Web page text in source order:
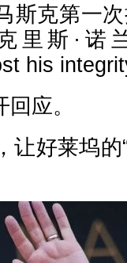
斯克第一
里斯·诺
his
应。
让好莱坞的